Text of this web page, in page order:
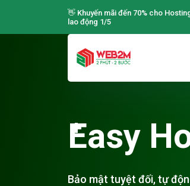
👋 Khuyến mãi đến 70% cho
lao động 1/5
Easy
Bảo mật tuyệt đối, tự